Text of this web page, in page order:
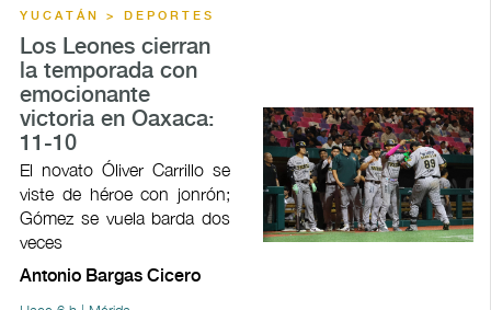
YUCATÁN > DEPORTES
Los Leones cierran
la temporada con
emocionante
victoria en Oaxaca:
11-10
El novato Óliver Carrillo se
viste de héroe con jonrón;
Gómez se vuela barda dos
veces
Antonio Bargas Cicero